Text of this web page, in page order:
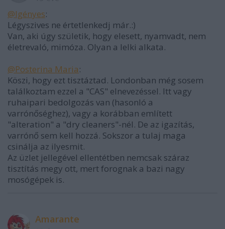
@Igényes:
Légyszives ne értetlenkedj már.:)
Van, aki úgy születik, hogy elesett, nyamvadt, nem
életrevaló, mimóza. Olyan a lelki alkata.
@Posterina Maria:
Köszi, hogy ezt tisztáztad. Londonban még sosem
találkoztam ezzel a "CAS" elnevezéssel. Itt vagy
ruhaipari bedolgozás van (hasonló a
varrónőséghez), vagy a korábban említett
"alteration" a "dry cleaners"-nél. De az igazítás,
varrónő sem kell hozzá. Sokszor a tulaj maga
csinálja az ilyesmit.
Az üzlet jellegével ellentétben nemcsak száraz
tisztítás megy ott, mert forognak a bazi nagy
mosógépek is.
Amarante